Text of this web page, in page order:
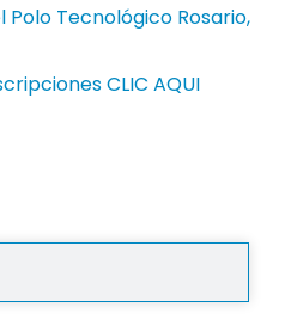
Tecnológico Rosario,
CLIC AQUI